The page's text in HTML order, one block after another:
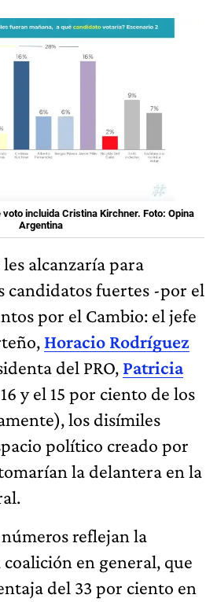
incluida Cristina Kirchner. Foto: Opina
Argentina
alcanzaría para
candidatos fuertes -por el
por el Cambio: el jefe
Horacio Rodríguez
del PRO, Patricia
y el 15 por ciento de los
los disímiles
político creado por
la delantera en la
reflejan la
en general, que
del 33 por ciento en